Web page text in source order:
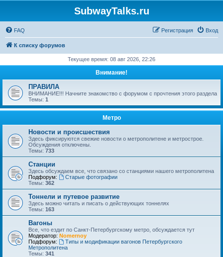
SubwayTalks.ru
FAQ Вход
Регистрация
К списку форумов
Текущее время: 08 авг 2026, 22:26
Внимание!
ПРАВИЛА
ВНИМАНИЕ!!! Начните знакомство с форумом с прочтения этого раздела
Темы: 1
Метро
Новости и происшествия
Здесь фиксируются свежие новости о метрополитене и метрострое.
Обсуждения отключены.
Темы: 733
Станции
Здесь обсуждаем все, что связано со станциями нашего метрополитена
Подфорум:
Старые фотографии
Темы: 362
Тоннели и путевое развитие
Здесь можно читать и писать о действующих тоннелях
Темы: 163
Вагоны
Все, что ездит по Санкт-Петербургскому метро, обсуждается тут
Модератор: Nomernoy
Подфорум:
Типы и модификации вагонов Петербургского
Метрополитена
Темы: 341